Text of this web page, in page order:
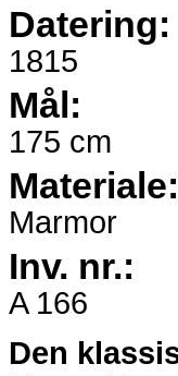
Datering
1815
Mål
175 cm
Materiale
Marmor
Inv. nr.
A 166
Den